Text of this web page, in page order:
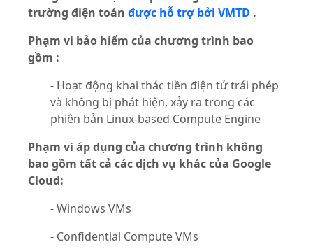
trường điện toánđược hỗ trợ bởi VMTD .
Phạm vi bảo hiểm của chương trình bao
gồm :
- Hoạt động khai thác tiền điện tử trái phép
và không bị phát hiện, xảy ra trong các
phiên bản Linux-based Compute Engine
Phạm vi áp dụng của chương trình không
bao gồm tất cả các dịch vụ khác của Google
Cloud:
- Windows VMs
- Confidential Compute VMs